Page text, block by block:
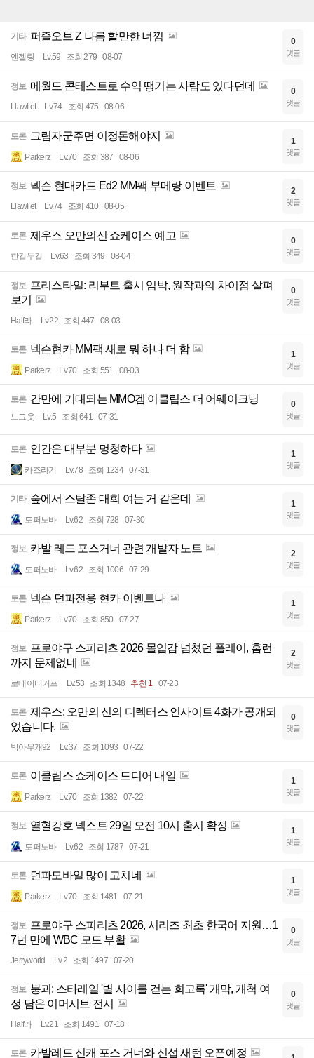
기타 퍼즐오브 Z 나름 할만한 너낌
엔젤링 Lv.59 조회 279 08-07
0
댓글
정보 메월드 콘테스트로 수익 땡기는 사람도 있다던데
Llawliet Lv.74 조회 475 08-06
0
댓글
토론 그림자군주면 이정돈해야지
Parkerz Lv.70 조회 387 08-06
1
댓글
정보 넥슨 현대카드 Ed2 MM팩 부메랑 이벤트
Llawliet Lv.74 조회 410 08-05
2
댓글
토론 제우스 오만의신 쇼케이스 예고
한컵두컵 Lv.63 조회 349 08-04
0
댓글
정보 프리스타일: 리부트 출시 임박, 원작과의 차이점 살펴
보기
Half라 Lv.22 조회 447 08-03
0
댓글
토론 넥슨현카 MM팩 새로 뭐 하나 더 함
Parkerz Lv.70 조회 551 08-03
1
댓글
토론 간만에 기대되는 MMO겜 이클립스 더 어웨이크닝
느그읏 Lv.5 조회 641 07-31
0
댓글
토론 인간은 대부분 멍청하다
카즈라기 Lv.78 조회 1234 07-31
1
댓글
기타 숲에서 스탈존 대회 여는 거 같은데
도퍼노바 Lv.62 조회 728 07-30
1
댓글
정보 카발 레드 포스거너 관련 개발자 노트
도퍼노바 Lv.62 조회 1006 07-29
2
댓글
토론 넥슨 던파전용 현카 이벤트나
Parkerz Lv.70 조회 850 07-27
1
댓글
정보 프로야구 스피리츠 2026 몰입감 넘쳤던 플레이, 홈런
까지 문제없네
로테이터커프 Lv.53 조회 1348 추천 1 07-23
2
댓글
토론 제우스: 오만의 신의 디렉터스 인사이트 4화가 공개되
었습니다.
박아무개92 Lv.37 조회 1093 07-22
0
댓글
토론 이클립스 쇼케이스 드디어 내일
Parkerz Lv.70 조회 1382 07-22
1
댓글
정보 열혈강호 넥스트 29일 오전 10시 출시 확정
도퍼노바 Lv.62 조회 1787 07-21
1
댓글
토론 던파모바일 많이 고치네
Parkerz Lv.70 조회 1481 07-21
1
댓글
정보 프로야구 스피리츠 2026, 시리즈 최초 한국어 지원…1
7년 만에 WBC 모드 부활
Jerryworld Lv.2 조회 1497 07-20
0
댓글
정보 붕괴: 스타레일 '별 사이를 걷는 회고록' 개막, 개척 여
정 담은 이머시브 전시
Half라 Lv.21 조회 1491 07-18
0
댓글
토론 카발레드 신캐 포스 거너와 신섭 새턴 오픈예정